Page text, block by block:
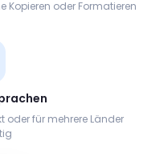
Kopieren oder Formatieren
oder für mehrere Länder